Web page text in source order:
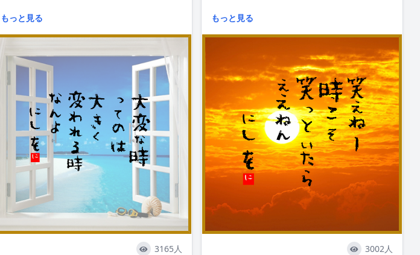
#quotes #canbehappy #followme
もっと見る
3165人
#quotes #canbehappy #cheerup #mental
もっと見る
3002人